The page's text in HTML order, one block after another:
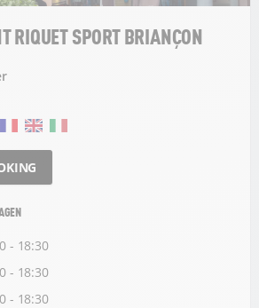
RIQUET SPORT BRIANÇON
- 18:30
- 18:30
- 18:30